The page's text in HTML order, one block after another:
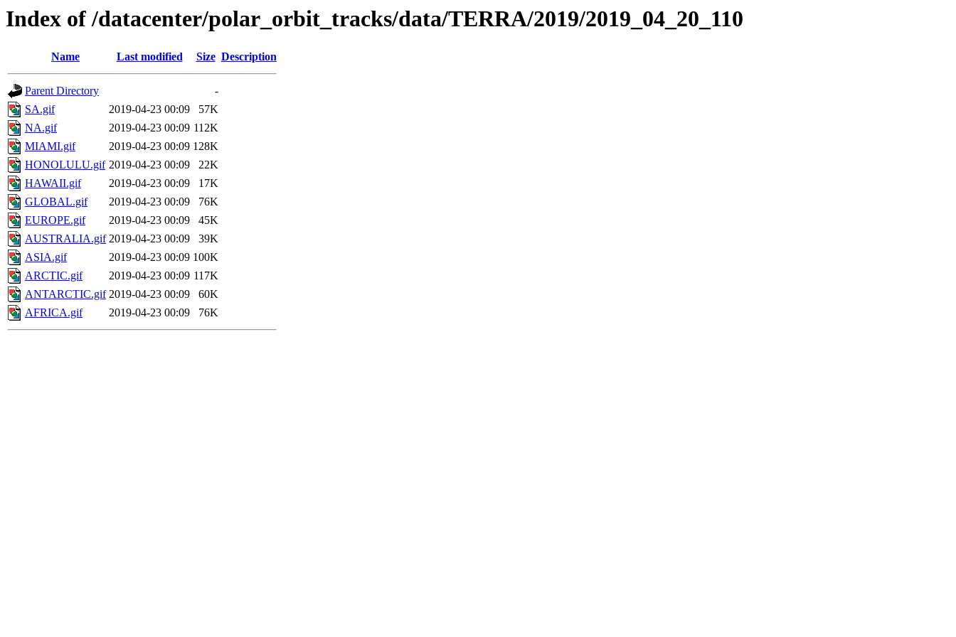
Index of /datacenter/polar_orbit_tracks/data/TERRA/2019/2019_04_20_110
Name Last modified Size Description
Parent Directory
-
SA.gif
2019-04-23 00:09
57K
NA.gif
2019-04-23 00:09 112K
MIAMI.gif
2019-04-23 00:09 128K
HONOLULU.gif 2019-04-23 00:09
22K
HAWAII.gif
2019-04-23 00:09
17K
GLOBAL.gif
2019-04-23 00:09
76K
EUROPE.gif
2019-04-23 00:09
45K
AUSTRALIA.gif 2019-04-23 00:09
39K
ASIA.gif
2019-04-23 00:09 100K
ARCTIC.gif
2019-04-23 00:09 117K
ANTARCTIC.gif 2019-04-23 00:09
60K
AFRICA.gif
2019-04-23 00:09 76K